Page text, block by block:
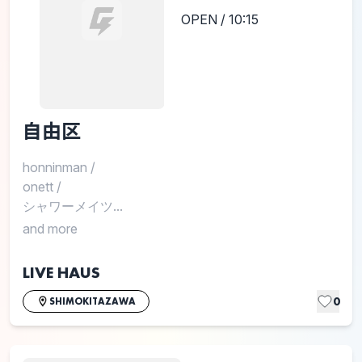
OPEN / 10:15
自由区
honninman /
onett /
シャワーメイツ...
and more
LIVE HAUS
SHIMOKITAZAWA 0